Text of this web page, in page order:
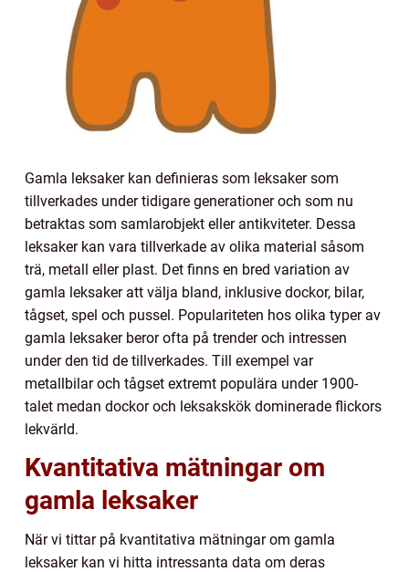
Gamla leksaker kan definieras som leksaker som
tillverkades under tidigare generationer och som nu
betraktas som samlarobjekt eller antikviteter. Dessa
leksaker kan vara tillverkade av olika material såsom
trä, metall eller plast. Det finns en bred variation av
gamla leksaker att välja bland, inklusive dockor, bilar,
tågset, spel och pussel. Populariteten hos olika typer av
gamla leksaker beror ofta på trender och intressen
under den tid de tillverkades. Till exempel var
metallbilar och tågset extremt populära under 1900-
talet medan dockor och leksakskök dominerade flickors
lekvärld.
Kvantitativa mätningar om
gamla leksaker
När vi tittar på kvantitativa mätningar om gamla
leksaker kan vi hitta intressanta data om deras